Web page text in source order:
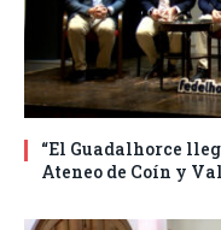
“El Guadalhorce
Ateneo de Coín y